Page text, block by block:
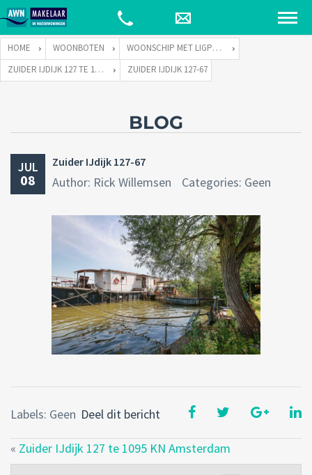
HOME WOONBOTEN
WOONSCHIP MET LIGPLAATS
ZUIDER IJDIJK 127 TE 1095 KN AMSTERDAM
ZUIDER IJDIJK 127-67
BLOG
JUL
08
Zuider IJdijk 127-67
Author: Rick Willemsen Categories: Geen
Deel dit bericht
Labels: Geen
« Zuider IJdijk 127 te 1095 KN Amsterdam